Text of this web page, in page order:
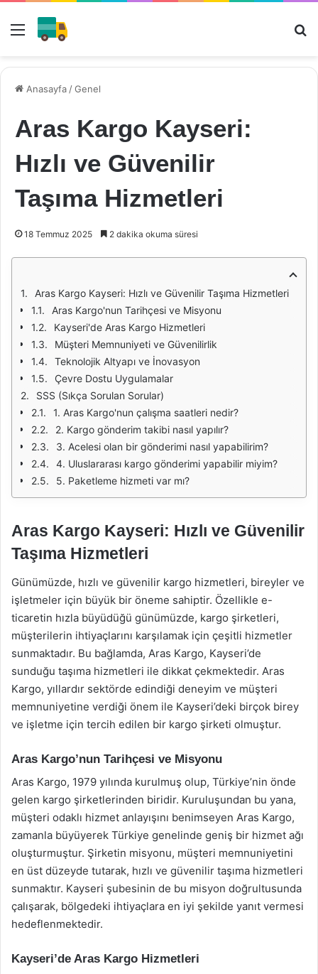
Menü
Anasayfa /Genel
Aras Kargo Kayseri:
Hızlı ve Güvenilir
Taşıma Hizmetleri
18 Temmuz 2025 2 dakika okuma süresi
Aras Kargo Kayseri: Hızlı ve Güvenilir Taşıma Hizmetleri
Aras Kargo'nun Tarihçesi ve Misyonu
Kayseri'de Aras Kargo Hizmetleri
Müşteri Memnuniyeti ve Güvenilirlik
Teknolojik Altyapı ve İnovasyon
Çevre Dostu Uygulamalar
SSS (Sıkça Sorulan Sorular)
1. Aras Kargo'nun çalışma saatleri nedir?
2. Kargo gönderim takibi nasıl yapılır?
3. Acelesi olan bir gönderimi nasıl yapabilirim?
4. Uluslararası kargo gönderimi yapabilir miyim?
5. Paketleme hizmeti var mı?
Aras Kargo Kayseri: Hızlı ve Güvenilir
Taşıma Hizmetleri
Günümüzde, hızlı ve güvenilir kargo hizmetleri, bireyler ve
işletmeler için büyük bir öneme sahiptir. Özellikle e-
ticaretin hızla büyüdüğü günümüzde, kargo şirketleri,
müşterilerin ihtiyaçlarını karşılamak için çeşitli hizmetler
sunmaktadır. Bu bağlamda, Aras Kargo, Kayseri’de
sunduğu taşıma hizmetleri ile dikkat çekmektedir. Aras
Kargo, yıllardır sektörde edindiği deneyim ve müşteri
memnuniyetine verdiği önem ile Kayseri’deki birçok birey
ve işletme için tercih edilen bir kargo şirketi olmuştur.
Aras Kargo’nun Tarihçesi ve Misyonu
Aras Kargo, 1979 yılında kurulmuş olup, Türkiye’nin önde
gelen kargo şirketlerinden biridir. Kuruluşundan bu yana,
müşteri odaklı hizmet anlayışını benimseyen Aras Kargo,
zamanla büyüyerek Türkiye genelinde geniş bir hizmet ağı
oluşturmuştur. Şirketin misyonu, müşteri memnuniyetini
en üst düzeyde tutarak, hızlı ve güvenilir taşıma hizmetleri
sunmaktır. Kayseri şubesinin de bu misyon doğrultusunda
çalışarak, bölgedeki ihtiyaçlara en iyi şekilde yanıt vermesi
hedeflenmektedir.
Kayseri’de Aras Kargo Hizmetleri